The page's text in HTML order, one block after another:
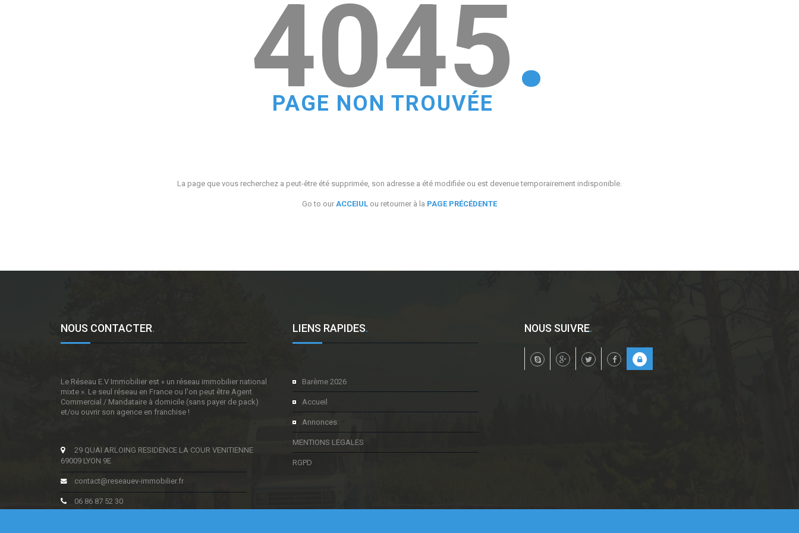
4045.
PAGE NON TROUVÉE
La page que vous recherchez a peut-être été supprimée, son adresse a été modifiée ou est devenue temporairement indisponible.
Go to our ACCEIUL ou retourner à la PAGE PRÉCÉDENTE
NOUS CONTACTER.
Le Réseau E.V Immobilier est « un réseau immobilier national
mixte ». Le seul réseau en France ou l'on peut être Agent
Commercial / Mandataire à domicile (sans payer de pack)
et/ou ouvrir son agence en franchise !
29 QUAI ARLOING RESIDENCE LA COUR VENITIENNE
69009 LYON 9E
contact@reseauev-immobilier.fr
06 86 87 52 30
LIENS RAPIDES.
Barème 2026
Accueil
Annonces
MENTIONS LEGALES
RGPD
NOUS SUIVRE.